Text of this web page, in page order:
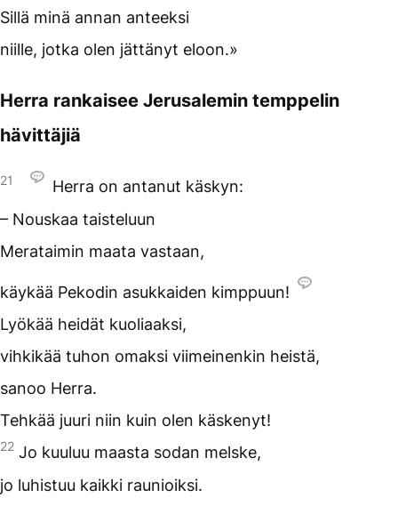
Sillä minä annan anteeksi
niille, jotka olen jättänyt eloon.»
Herra rankaisee Jerusalemin temppelin
hävittäjiä
21
Herra on antanut käskyn:
– Nouskaa taisteluun
Merataimin maata vastaan,
käykää Pekodin asukkaiden kimppuun!
Lyökää heidät kuoliaaksi,
vihkikää tuhon omaksi viimeinenkin heistä,
sanoo Herra.
Tehkää juuri niin kuin olen käskenyt!
22 Jo kuuluu maasta sodan melske,
jo luhistuu kaikki raunioiksi.